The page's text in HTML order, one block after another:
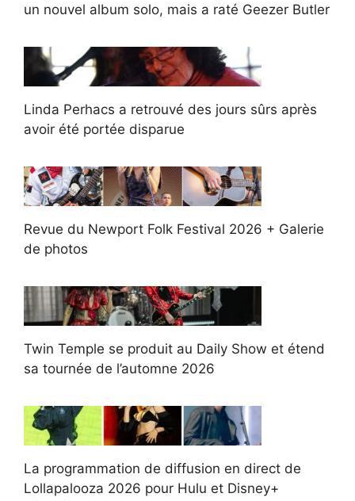
un nouvel album solo, mais a raté Geezer Butler
Linda Perhacs a retrouvé des jours sûrs après
avoir été portée disparue
Revue du Newport Folk Festival 2026 + Galerie
de photos
Twin Temple se produit au Daily Show et étend
sa tournée de l’automne 2026
La programmation de diffusion en direct de
Lollapalooza 2026 pour Hulu et Disney+